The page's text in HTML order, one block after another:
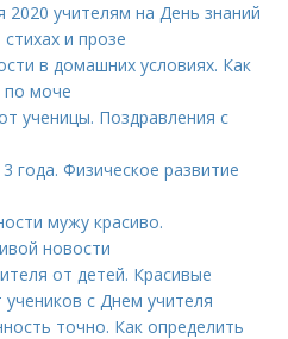
2020 учителям на День знаний
и прозе
в домашних условиях. Как
по моче
ученицы. Поздравления с
года. Физическое развитие
мужу красиво.
новости
от детей. Красивые
с Днем учителя
точно. Как определить